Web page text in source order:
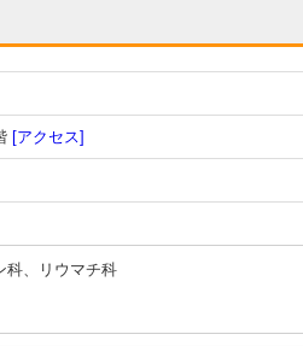
[アクセス]
科、
リウマチ科